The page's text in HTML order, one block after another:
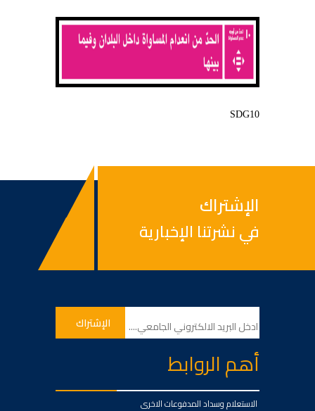
SDG10
الإشتراك
في نشرتنا الإخبارية
أهم الروابط
الاستعلام وسداد المدفوعات الاخرى